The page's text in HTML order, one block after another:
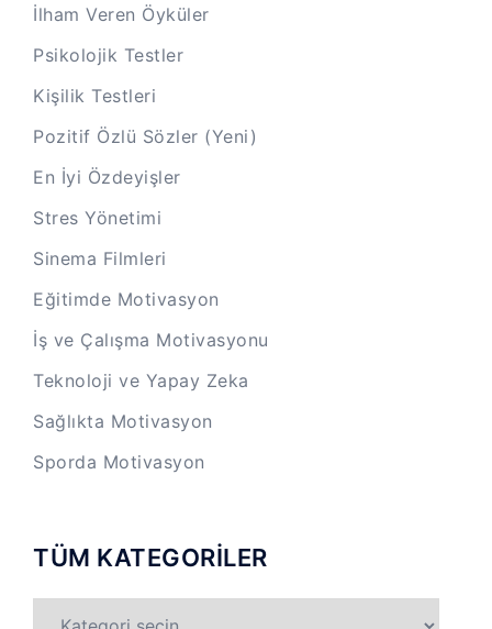
İlham Veren Öyküler
Psikolojik Testler
Kişilik Testleri
Pozitif Özlü Sözler (Yeni)
En İyi Özdeyişler
Stres Yönetimi
Sinema Filmleri
Eğitimde Motivasyon
İş ve Çalışma Motivasyonu
Teknoloji ve Yapay Zeka
Sağlıkta Motivasyon
Sporda Motivasyon
TÜM KATEGORİLER